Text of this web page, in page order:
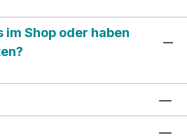
im Shop oder haben